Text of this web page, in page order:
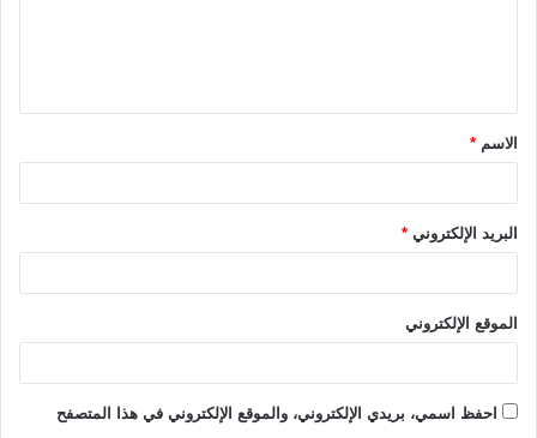
ق
*الاسم *
البريد الإلكتروني *
الموقع الإلكتروني
احفظ اسمي، بريدي الإلكتروني، والموقع الإلكتروني في هذا المتصفح